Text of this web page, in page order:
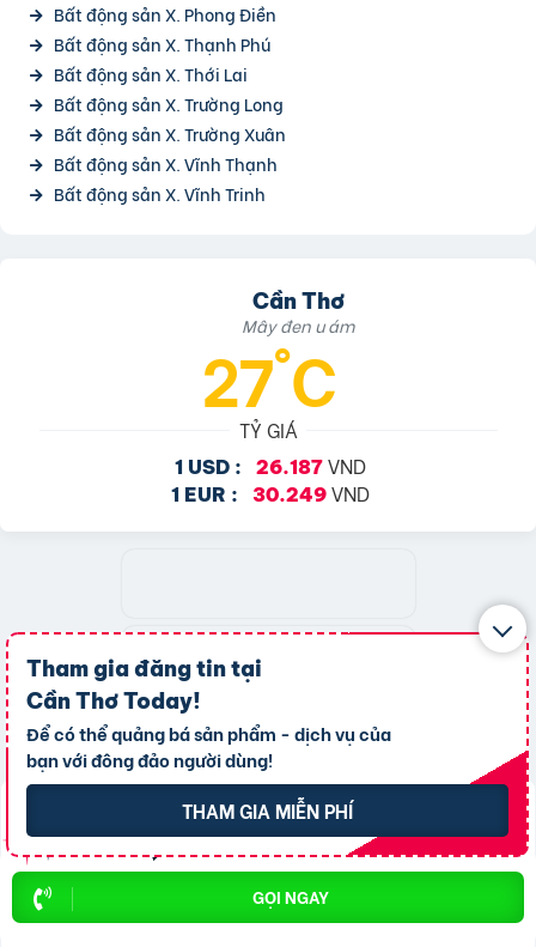
GỌI NGAY
Tham gia đăng tin tại
Cần Thơ Today!
Để có thể quảng bá sản phẩm - dịch vụ của
bạn với đông đảo người dùng!
THAM GIA MIỄN PHÍ
Bất động sản X. Phong Điền
Bất động sản X. Thạnh Phú
Bất động sản X. Thới Lai
Bất động sản X. Trường Long
Bất động sản X. Trường Xuân
Bất động sản X. Vĩnh Thạnh
Bất động sản X. Vĩnh Trinh
Cần Thơ
Mây đen u ám
27°C
TỶ GIÁ
1 USD : 26.187 VND
1 EUR : 30.249 VND
TOP 20 THÀNH VIÊN
37136